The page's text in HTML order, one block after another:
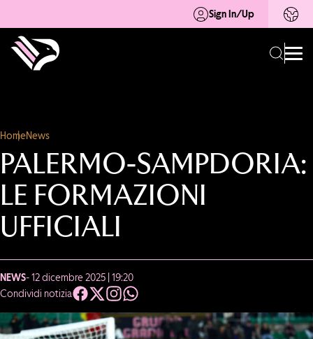
Sign In/Up
HomeNews
PALERMO-SAMPDORIA:
LE FORMAZIONI
UFFICIALI
NEWS- 12 dicembre 2025 | 19:20
Condividi notizia